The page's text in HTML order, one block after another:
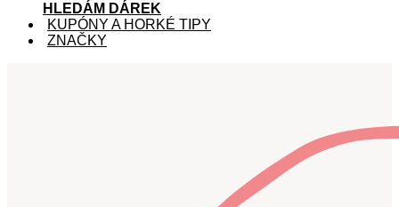
HLEDÁM DÁREK
KUPÓNY A HORKÉ TIPY
ZNAČKY